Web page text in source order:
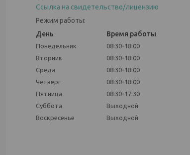
Ссылка на свидетельство/лицензию
Режим работы:
День
Время работы
Понедельник
08:30-18:00
Вторник
08:30-18:00
Среда
08:30-18:00
Четверг
08:30-18:00
Пятница
08:30-17:30
Суббота
Выходной
Воскресенье
Выходной